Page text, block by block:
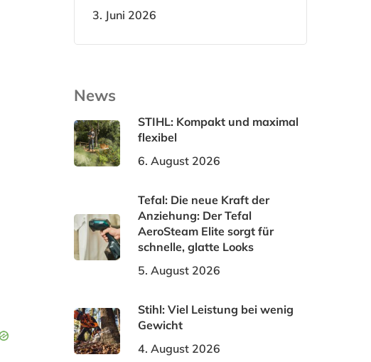
3. Juni 2026
News
STIHL: Kompakt und maximal
flexibel
6. August 2026
Tefal: Die neue Kraft der
Anziehung: Der Tefal
AeroSteam Elite sorgt für
schnelle, glatte Looks
5. August 2026
Stihl: Viel Leistung bei wenig
Gewicht
4. August 2026